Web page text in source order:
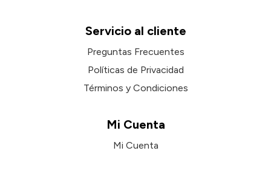
Servicio al cliente
Preguntas Frecuentes
Políticas de Privacidad
Términos y Condiciones
Mi Cuenta
Mi Cuenta